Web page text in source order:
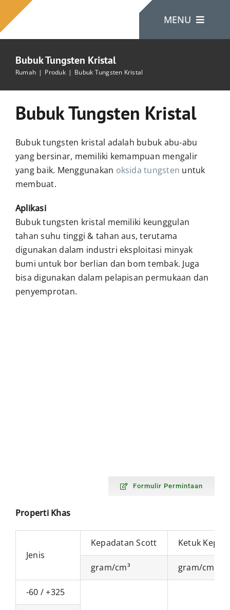
Lewati
konten
MENU
Produk
Hubungi Kami
Bubuk Tungsten Kristal
Rumah Produk Bubuk Tungsten Kristal
Bubuk Tungsten Kristal
Bubuk tungsten kristal adalah bubuk abu-abu
yang bersinar, memiliki kemampuan mengalir
yang baik. Menggunakan oksida tungsten untuk
membuat.
Aplikasi
Bubuk tungsten kristal memiliki keunggulan
tahan suhu tinggi & tahan aus, terutama
digunakan dalam industri eksploitasi minyak
bumi untuk bor berlian dan bom tembak. Juga
bisa digunakan dalam pelapisan permukaan dan
penyemprotan.
Formulir Permintaan
Properti Khas
Jenis
Kepadatan Scott Ketuk
gram/cm³ gram/cm³
-60 / +325